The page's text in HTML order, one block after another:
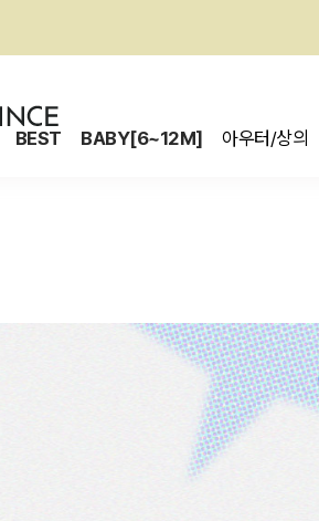
BEST BABY[6~12M] 아우터/상의